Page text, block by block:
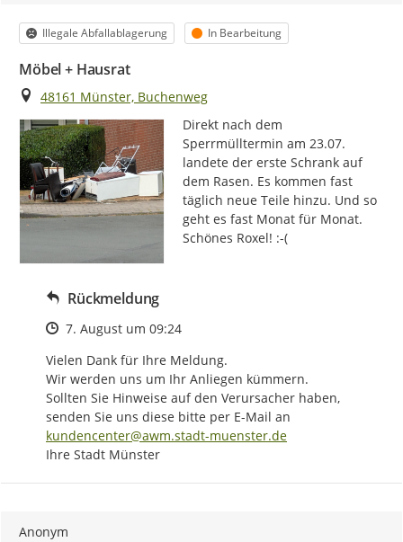
Kategorie
Illegale Abfallablagerung Status
In Bearbeitung
Möbel + Hausrat
Ort
48161 Münster, Buchenweg
Direkt nach dem
Sperrmülltermin am 23.07.
landete der erste Schrank auf
dem Rasen. Es kommen fast
täglich neue Teile hinzu. Und so
geht es fast Monat für Monat.
Schönes Roxel! :-(
Rückmeldung
Zeitpunkt des Erstellens
7. August um 09:24
Vielen Dank für Ihre Meldung.
Wir werden uns um Ihr Anliegen kümmern.
Sollten Sie Hinweise auf den Verursacher haben,
kundencenter@awm.stadt-muenster.de
Ihre Stadt Münster
Anonym